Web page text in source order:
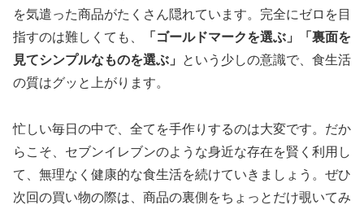
を気遣った商品がたくさん隠れています。完全にゼロを目
指すのは難しくても、
「ゴールドマークを選ぶ」「裏面を
見てシンプルなものを選ぶ」
という少しの意識で、食生活
の質はグッと上がります。
忙しい毎日の中で、全てを手作りするのは大変です。だか
らこそ、セブンイレブンのような身近な存在を賢く利用し
て、無理なく健康的な食生活を続けていきましょう。ぜひ
次回の買い物の際は、商品の裏側をちょっとだけ覗いてみ